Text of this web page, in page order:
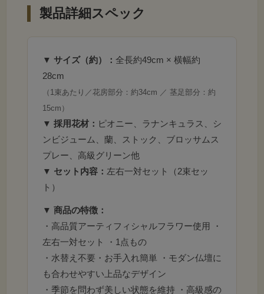
美しさを永く保つことができます。
製品詳細スペック
▼ サイズ（約）： 全長約49cm × 横幅約
28cm
（1束あたり／花房部分：約34cm ／ 茎足部分：約
15cm）
▼ 採用花材： ピオニー、ラナンキュラス、シ
ンビジューム、蘭、ストック、ブロッサムス
プレー、高級グリーン他
▼ セット内容： 左右一対セット（2束セッ
ト）
▼ 商品の特徴：
・高品質アーティフィシャルフラワー使用 ・
左右一対セット ・1点もの
・水替え不要・お手入れ簡単 ・モダン仏壇に
も合わせやすい上品なデザイン
・季節を問わず美しい状態を維持 ・高級感の